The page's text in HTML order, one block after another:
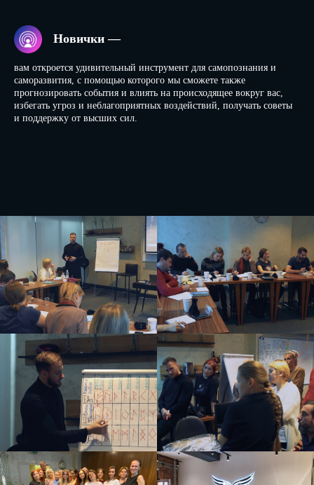
Новички —
вам откроется удивительный инструмент для самопознания и
саморазвития, с помощью которого мы сможете также
прогнозировать события и влиять на происходящее вокруг вас,
избегать угроз и неблагоприятных воздействий, получать советы
и поддержку от высших сил.